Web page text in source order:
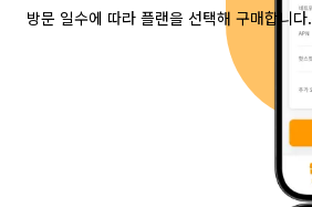
방문 일수에 따라 플랜을 선택해 구매합니다.